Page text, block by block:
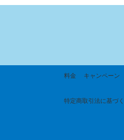
料金 キャンペーン
特定商取引法に基づく